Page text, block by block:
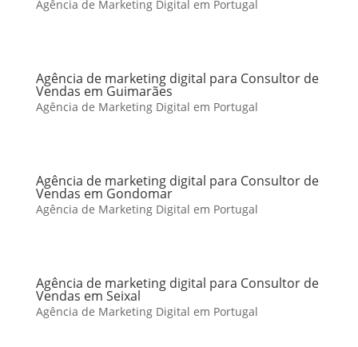
Agência de Marketing Digital em Portugal
Agência de marketing digital para Consultor de
Vendas em Guimarães
Agência de Marketing Digital em Portugal
Agência de marketing digital para Consultor de
Vendas em Gondomar
Agência de Marketing Digital em Portugal
Agência de marketing digital para Consultor de
Vendas em Seixal
Agência de Marketing Digital em Portugal